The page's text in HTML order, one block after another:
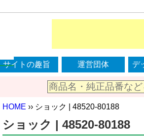
サイトの趣旨 運営団体 デ
HOME ›› ショック | 48520-80188
ショック | 48520-80188